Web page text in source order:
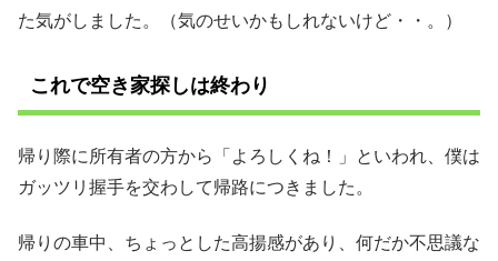
た気がしました。（気のせいかもしれないけど・・。）
これで空き家探しは終わり
帰り際に所有者の方から「よろしくね！」といわれ、僕は
ガッツリ握手を交わして帰路につきました。
帰りの車中、ちょっとした高揚感があり、何だか不思議な